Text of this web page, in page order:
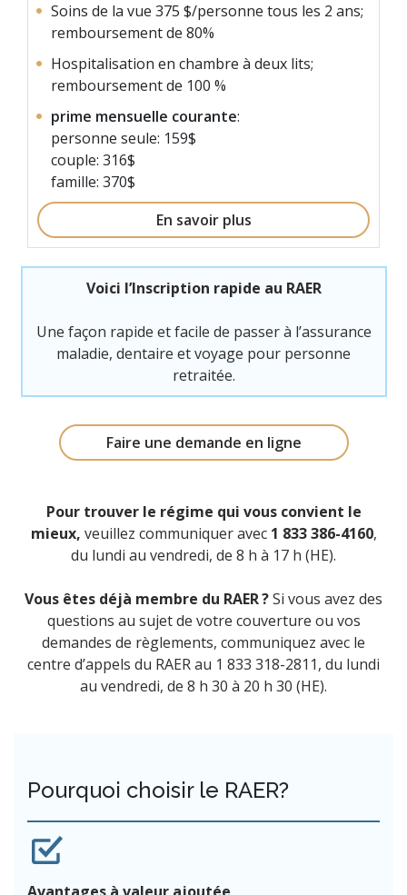
Soins de la vue 375 $/personne tous les 2 ans;
remboursement de 80%
Hospitalisation en chambre à deux lits;
remboursement de 100 %
prime mensuelle courante:
personne seule: 159$
couple: 316$
famille: 370$
En savoir plus
Voici l’Inscription rapide au RAER
Une façon rapide et facile de passer à l’assurance
maladie, dentaire et voyage pour personne
retraitée.
Faire une demande en ligne
Pour trouver le régime qui vous convient le
mieux, veuillez communiquer avec 1 833 386-4160,
du lundi au vendredi, de 8 h à 17 h (HE).
Vous êtes déjà membre du RAER ?Si vous avez des
questions au sujet de votre couverture ou vos
demandes de règlements, communiquez avec le
centre d’appels du RAER au 1 833 318-2811, du lundi
au vendredi, de 8 h 30 à 20 h 30 (HE).
Pourquoi choisir le RAER?